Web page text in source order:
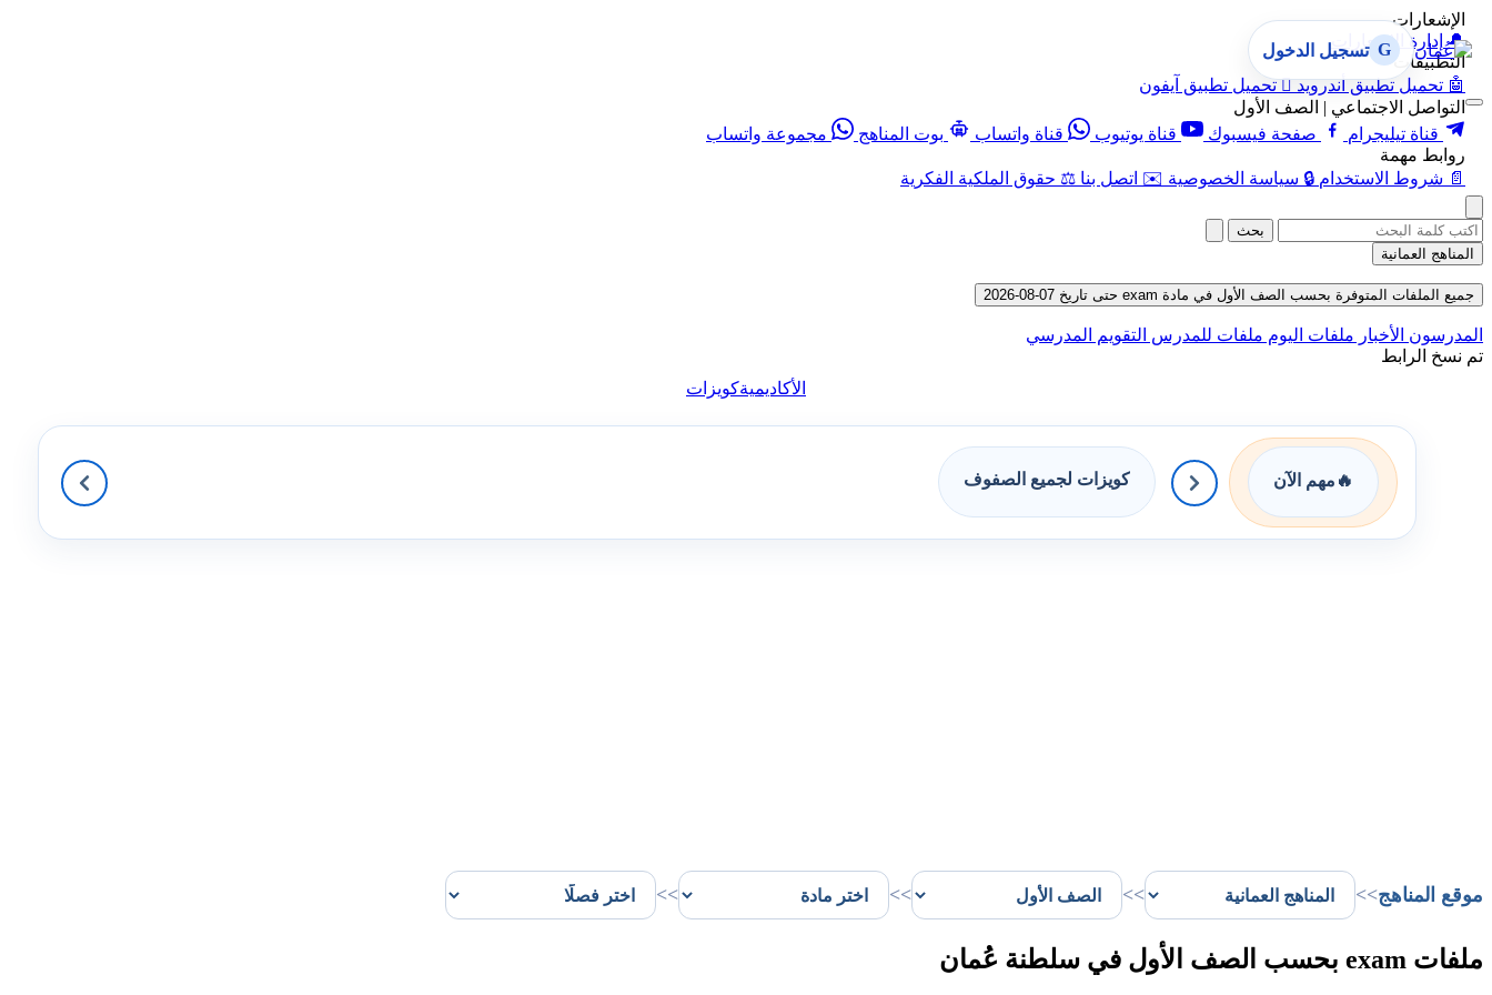
الإشعارات
🔔 إدارة الإشعارات
التطبيقات
🤖 تحميل تطبيق أندرويد  تحميل تطبيق آيفون
التواصل الاجتماعي | الصف الأول
قناة تيليجرام
صفحة فيسبوك قناة يوتيوب قناة واتساب بوت المناهج
مجموعة واتساب
روابط مهمة
📄 شروط الاستخدام 🔒 سياسة الخصوصية ✉️ اتصل بنا ⚖️ حقوق الملكية الفكرية
G تسجيل الدخول
بحث
المناهج العمانية
جميع الملفات المتوفرة بحسب الصف الأول في مادة exam حتى تاريخ 07-08-2026
المدرسون الأخبار ملفات اليوم ملفات للمدرس التقويم المدرسي
تم نسخ الرابط
الأكاديميةكويزات
🔥 مهم الآن كويزات لجميع الصفوف
موقع المناهج>>
>>
>>
>>
ملفات exam بحسب الصف الأول في سلطنة عُمان